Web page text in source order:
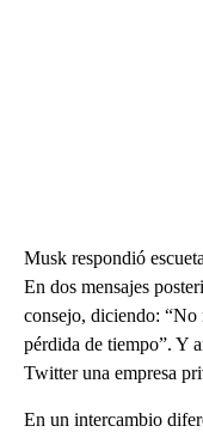
Musk respondió
En dos mensajes
consejo, diciendo: “No
pérdida de tiempo”. Y
Twitter una empresa
En un intercambio